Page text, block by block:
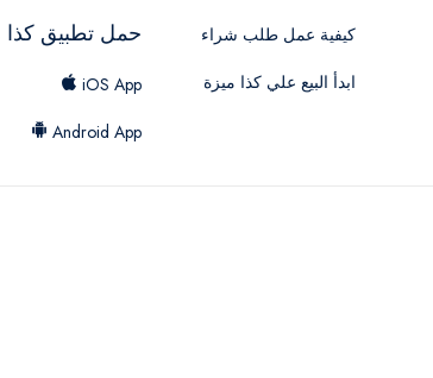
كيفية عمل طلب شراء
ابدأ البيع علي كذا ميزة
حمل تطبيق كذا
iOS App
Android App